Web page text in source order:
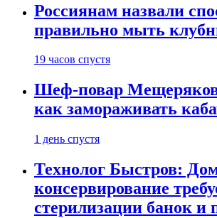
Россиянам назвали
правильно мыть
19 часов спустя
Шеф-повар Мещеряков
как замораживать
1 день спустя
Технолог Быстров:
консервирование
стерилизации банок и